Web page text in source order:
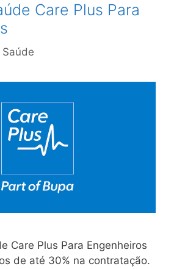
Care Plus Para
Saúde
Care Plus Para Engenheiros
de até 30% na contratação.